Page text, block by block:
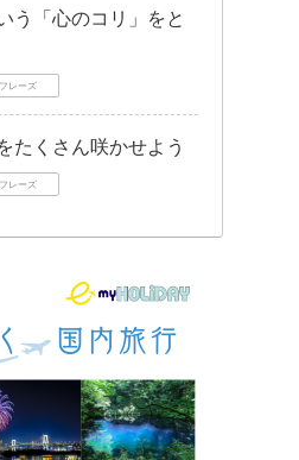
「心のコリ」をと
レーズ
くさん咲かせよう
レーズ